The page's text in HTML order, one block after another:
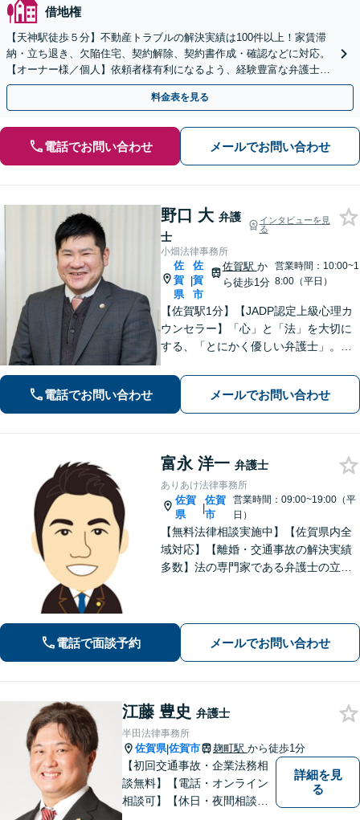
借地権
【天神駅徒歩５分】不動産トラブルの解決実績は100件以上！家賃滞
納・立ち退き、欠陥住宅、契約解除、契約書作成・確認などに対応。
【オーナー様／個人】依頼者様有利になるよう、経験豊富な弁護士が
交渉いたします。まずは電話相談からお越しください
料金表を見る
電話でお問い合わせ メールでお問い合わせ
野口 大 弁護
士
インタビューを見
る
小畑法律事務所
佐
賀
県
|
佐
賀
市
佐賀駅 か
ら徒歩1分
営業時間：10:00~1
8:00（平日）
【佐賀駅1分】【JADP認定上級心理カ
ウンセラー】「心」と「法」を大切に
する、「とにかく優しい弁護士」。お
観点から解決策を精査してまいりま
す。刑事事件／離婚問題など多数の実
績あり【完全個室】
電話でお問い合わせ メールでお問い合わせ
富永 洋一 弁護士
ありあけ法律事務所
佐賀
県
|
佐賀
市
営業時間：09:00~19:00（平
日）
【無料法律相談実施中】【佐賀県内全
域対応】【離婚・交通事故の解決実績
多数】法の専門家である弁護士の立場
電話で面談予約 メールでお問い合わせ
江藤 豊史 弁護士
半田法律事務所
佐賀県|佐賀市 麹町駅 から徒歩1分
【初回交通事故・企業法務相
談無料】【電話・オンライン
相談可】【休日・夜間相談
詳細を見
る